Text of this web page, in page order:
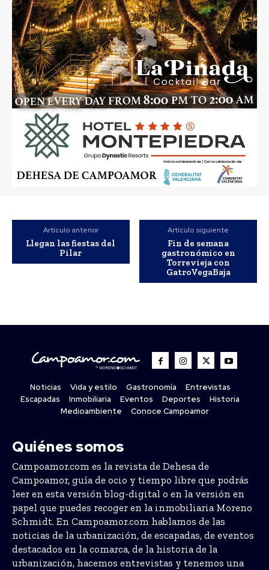
Artículo anterior
Llegan las fiestas del
Pilar
Artículo siguiente
Fin de semana
gastronómico en
Torrevieja con
GatroVegaBaja
Noticias Vida y estilo Gastronomía
Entrevistas
Escapadas
Inmobiliaria Eventos Deportes
Historia
Medioambiente
Conoce Campoamor
Quiénes somos
Campoamor.com es la revista de Dehesa de
Campoamor, guía de ocio y tiempo libre que podrás
leer en esta versión blog-digital o en la versión en
papel que puedes recoger en la inmobiliaria Moreno
Schmidt. En Campoamor.com hablamos de las
noticias de la urbanización, de escapadas, de eventos
destacados en la comarca, de la historia de la
urbanización, hacemos entrevistas y tenemos una